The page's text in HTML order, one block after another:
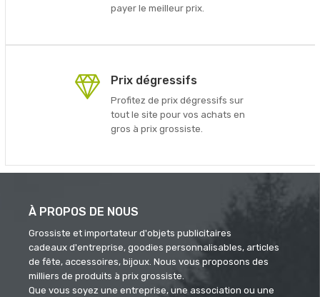
payer le meilleur prix.
Prix dégressifs
Profitez de prix dégressifs sur
tout le site pour vos achats en
gros à prix grossiste.
À PROPOS DE NOUS
Grossiste et importateur d'objets publicitaires
cadeaux d'entreprise, goodies personnalisables, articles
de fête, accessoires, bijoux. Nous vous proposons des
milliers de produits à prix grossiste.
Que vous soyez une entreprise, une association ou une